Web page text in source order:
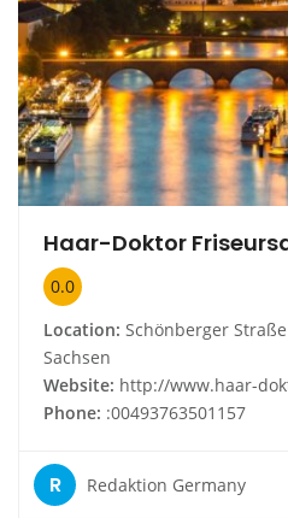
Haar-Doktor
0.0
Location: Schönberger
Sachsen
Website: http://www.haar-
Phone: :00493763501157
R Redaktion Germany